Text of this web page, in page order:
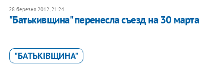
28 березня 2012, 21:24
"Батькивщина" перенесла съезд на 30 марта
"БАТЬКІВЩИНА"